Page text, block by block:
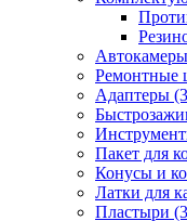
Автокамеры
Ремонтные
Адаптеры
Пакет для
Конусы и
Латки для
Пластыри